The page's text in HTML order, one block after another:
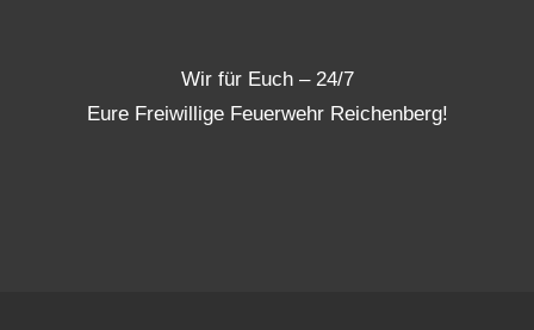
Wir für Euch – 24/7
Eure Freiwillige Feuerwehr Reichenberg!